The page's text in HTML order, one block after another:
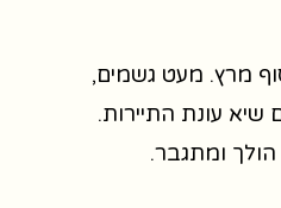
מרץ. מעט גשמים,
שיא עונת התיירות.
ומתגבר.